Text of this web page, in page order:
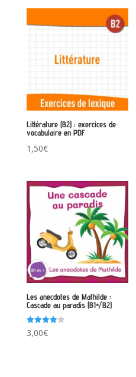
Littérature (B2) : exercices de
vocabulaire en PDF
1,50€
Les anecdotes de Mathilde :
Cascade au paradis (B1+/B2)
Note
4.00
3,00€